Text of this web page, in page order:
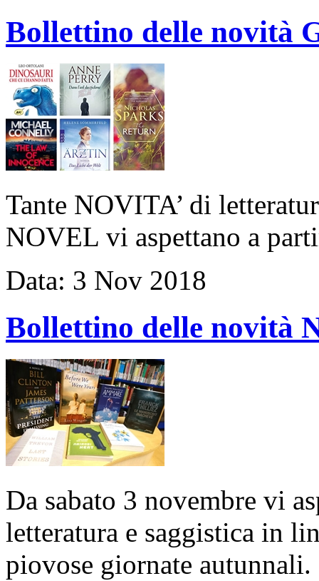
Bollettino delle novità
Tante NOVITA’ di
NOVEL vi aspettano a
Data: 3 Nov 2018
Bollettino delle novità
Da sabato 3 novembre vi
letteratura e saggistica in
piovose giornate autunnali.